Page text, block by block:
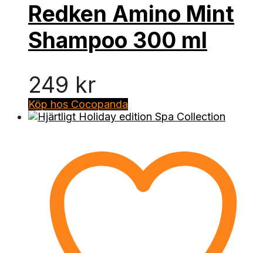
Redken Amino Mint
Shampoo 300 ml
249 kr
Köp hos Cocopanda